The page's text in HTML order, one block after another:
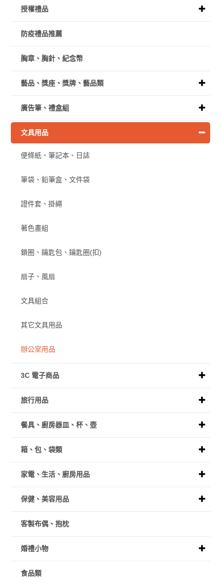
授權禮品
防疫禮品推薦
胸章、胸針、紀念幣
藝品、獎座、獎牌、藝品類
廣告筆、禮盒組
文具用品
便條紙、筆記本、日誌
筆袋、鉛筆盒、文件袋
證件套、掛繩
著色畫組
鎖圈、鑰匙包、鑰匙圈(扣)
扇子、風扇
文具組合
其它文具用品
辦公室用品
3C 電子商品
旅行用品
餐具、廚房器皿、杯、壺
箱、包、袋類
家電、生活、廚房用品
保健、美容用品
客製布偶、抱枕
婚禮小物
食品類